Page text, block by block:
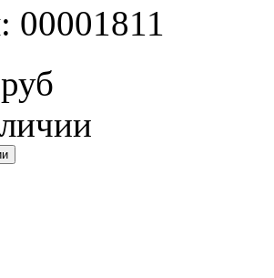
00001811
руб